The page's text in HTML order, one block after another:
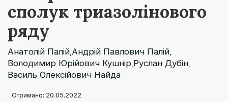
сполук триазолінового
ряду
Анатолій Палій Андрій Павлович Палій
Володимир Юрійович Кушнір Руслан Дубін
Василь Олексійович Найда
Отримано: 20.05.2022